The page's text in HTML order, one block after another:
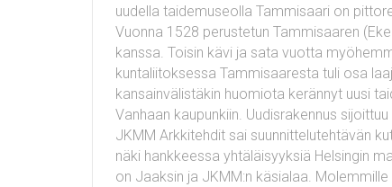
uudella taidemuseolla Tammisaari on
Vuonna 1528 perustetun Tammisaaren
kanssa. Toisin kävi ja sata vuotta
kuntaliitoksessa Tammisaaresta tuli osa
kansainvälistäkin huomiota kerännyt uusi
Vanhaan kaupunkiin. Uudisrakennus
JKMM Arkkitehdit sai suunnittelutehtävän
näki hankkeessa yhtäläisyyksiä Helsingin
on Jaaksin ja JKMM:n käsialaa.